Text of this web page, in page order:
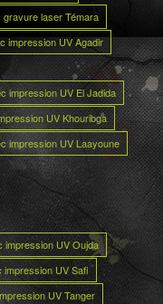
gravure laser Témara
impression UV Agadir
impression UV El Jadida
UV Khouribga
impression UV Laayoune
impression UV Oujda
impression UV Safi
UV Tanger